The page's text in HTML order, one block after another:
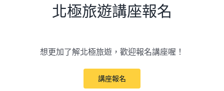
北極旅遊講座報名
想更加了解北極旅遊，歡迎報名講座喔！
講座報名